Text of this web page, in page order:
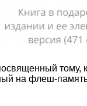
тому,
на флеш-